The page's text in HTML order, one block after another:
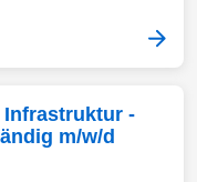
Infrastruktur -
m/w/d